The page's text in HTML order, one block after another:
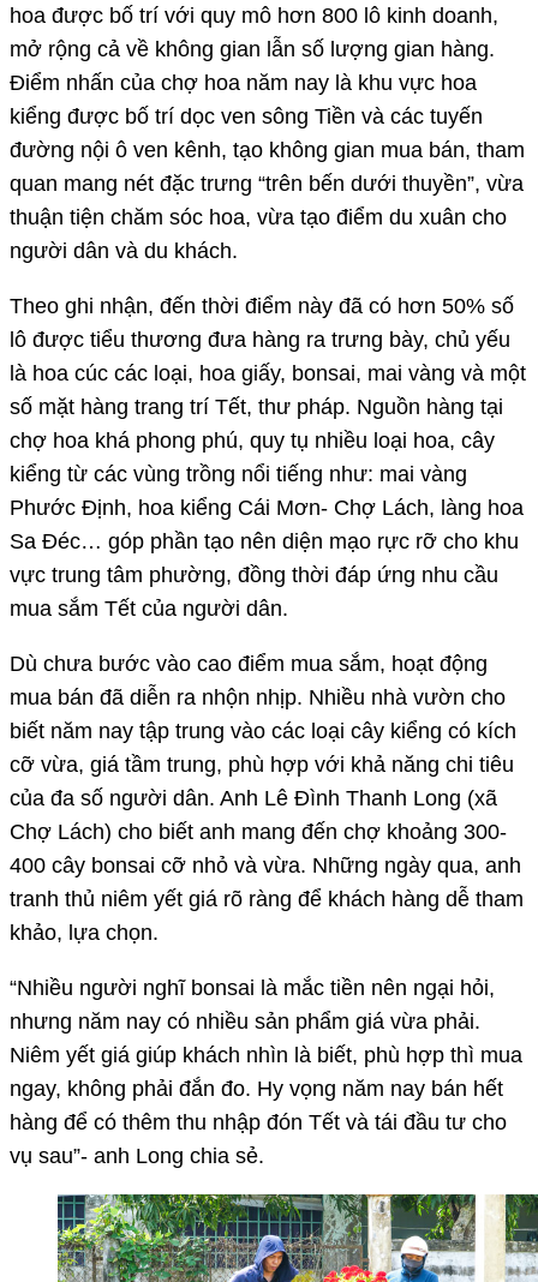
hoa được bố trí với quy mô hơn 800 lô kinh doanh,
mở rộng cả về không gian lẫn số lượng gian hàng.
Điểm nhấn của chợ hoa năm nay là khu vực hoa
kiểng được bố trí dọc ven sông Tiền và các tuyến
đường nội ô ven kênh, tạo không gian mua bán, tham
quan mang nét đặc trưng “trên bến dưới thuyền”, vừa
thuận tiện chăm sóc hoa, vừa tạo điểm du xuân cho
người dân và du khách.
Theo ghi nhận, đến thời điểm này đã có hơn 50% số
lô được tiểu thương đưa hàng ra trưng bày, chủ yếu
là hoa cúc các loại, hoa giấy, bonsai, mai vàng và một
số mặt hàng trang trí Tết, thư pháp. Nguồn hàng tại
chợ hoa khá phong phú, quy tụ nhiều loại hoa, cây
kiểng từ các vùng trồng nổi tiếng như: mai vàng
Phước Định, hoa kiểng Cái Mơn- Chợ Lách, làng hoa
Sa Đéc… góp phần tạo nên diện mạo rực rỡ cho khu
vực trung tâm phường, đồng thời đáp ứng nhu cầu
mua sắm Tết của người dân.
Dù chưa bước vào cao điểm mua sắm, hoạt động
mua bán đã diễn ra nhộn nhịp. Nhiều nhà vườn cho
biết năm nay tập trung vào các loại cây kiểng có kích
cỡ vừa, giá tầm trung, phù hợp với khả năng chi tiêu
của đa số người dân. Anh Lê Đình Thanh Long (xã
Chợ Lách) cho biết anh mang đến chợ khoảng 300-
400 cây bonsai cỡ nhỏ và vừa. Những ngày qua, anh
tranh thủ niêm yết giá rõ ràng để khách hàng dễ tham
khảo, lựa chọn.
“Nhiều người nghĩ bonsai là mắc tiền nên ngại hỏi,
nhưng năm nay có nhiều sản phẩm giá vừa phải.
Niêm yết giá giúp khách nhìn là biết, phù hợp thì mua
ngay, không phải đắn đo. Hy vọng năm nay bán hết
hàng để có thêm thu nhập đón Tết và tái đầu tư cho
vụ sau”- anh Long chia sẻ.